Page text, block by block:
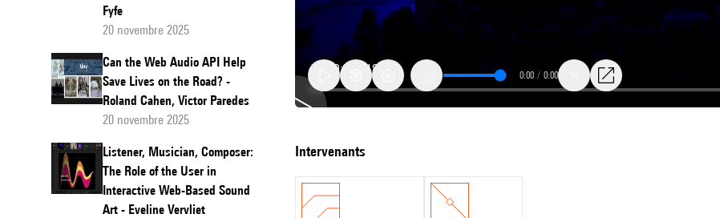
Fyfe
20 novembre 2025
Can the Web Audio API Help
Save Lives on the Road? -
Roland Cahen, Victor Paredes
20 novembre 2025
Listener, Musician, Composer:
The Role of the User in
Interactive Web-Based Sound
Art - Eveline Vervliet
Bodies
0:00 / 0:00
intervenants